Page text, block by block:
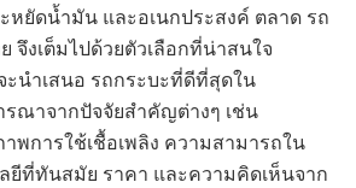
ยัดน้ำมัน และอเนกประสงค์ ตลาด รถ
จึงเต็มไปด้วยตัวเลือกที่น่าสนใจ
นำเสนอ รถกระบะที่ดีที่สุดใน
รณาจากปัจจัยสำคัญต่างๆ เช่น
พการใช้เชื้อเพลิง ความสามารถใน
ยีที่ทันสมัย ราคา และความคิดเห็นจาก